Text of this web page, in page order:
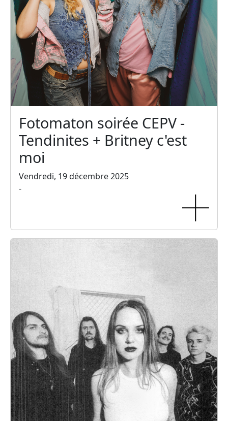
Fotomaton soirée CEPV -
Tendinites + Britney c'est
moi
Vendredi, 19 décembre 2025
-